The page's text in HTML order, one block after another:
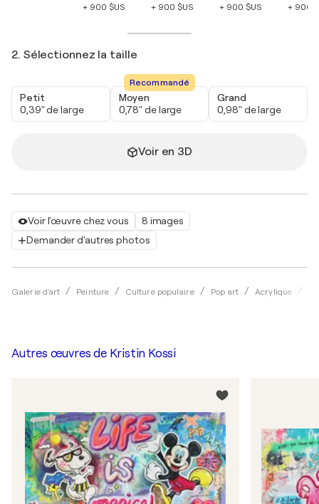
Voir l'œuvre chez vous
8 images
Demander d'autres photos
Galerie d'art Peinture Culture populaire Pop art Acrylique
+ 900 $US
+ 900 $US
+ 900 $US
+ 900
2. Sélectionnez la taille
Petit
0,39" de large
Recommandé
Moyen
0,78" de large
Grand
0,98" de large
Voir en 3D
Autres œuvres de Kristin Kossi